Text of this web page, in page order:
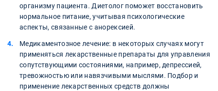
организму пациента. Диетолог поможет восстановить
нормальное питание, учитывая психологические
аспекты, связанные с анорексией.
Медикаментозное лечение: в некоторых случаях могут
применяться лекарственные препараты для управления
сопутствующими состояниями, например, депрессией,
тревожностью или навязчивыми мыслями. Подбор и
применение лекарственных средств должны